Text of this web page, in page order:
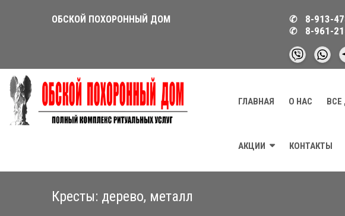
ОБСКОЙ ПОХОРОННЫЙ ДОМ
8-913-
8-961-
ГЛАВНАЯ О НАС ВСЕ
АКЦИИ КОНТАКТЫ
Кресты: дерево, металл